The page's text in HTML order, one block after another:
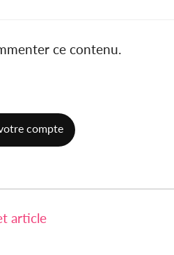
ce contenu.
compte
article